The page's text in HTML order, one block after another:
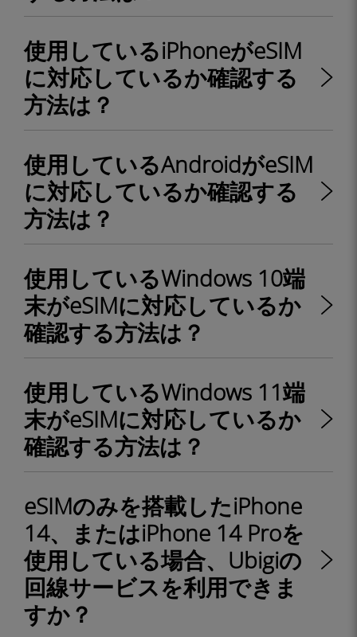
使用しているiPhoneがeSIM
に対応しているか確認する
方法は？
使用しているAndroidがeSIM
に対応しているか確認する
方法は？
使用しているWindows 10端
末がeSIMに対応しているか
確認する方法は？
使用しているWindows 11端
末がeSIMに対応しているか
確認する方法は？
eSIMのみを搭載したiPhone
14、またはiPhone 14 Proを
使用している場合、Ubigiの
回線サービスを利用できま
すか？